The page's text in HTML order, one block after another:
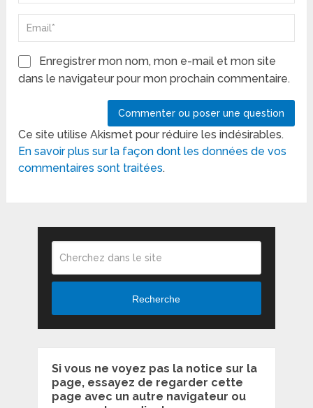
Enregistrer mon nom, mon e-mail et mon site
dans le navigateur pour mon prochain commentaire.
Ce site utilise Akismet pour réduire les indésirables.
En savoir plus sur la façon dont les données de vos
commentaires sont traitées.
Recherche
Si vous ne voyez pas la notice sur la
page, essayez de regarder cette
page avec un autre navigateur ou